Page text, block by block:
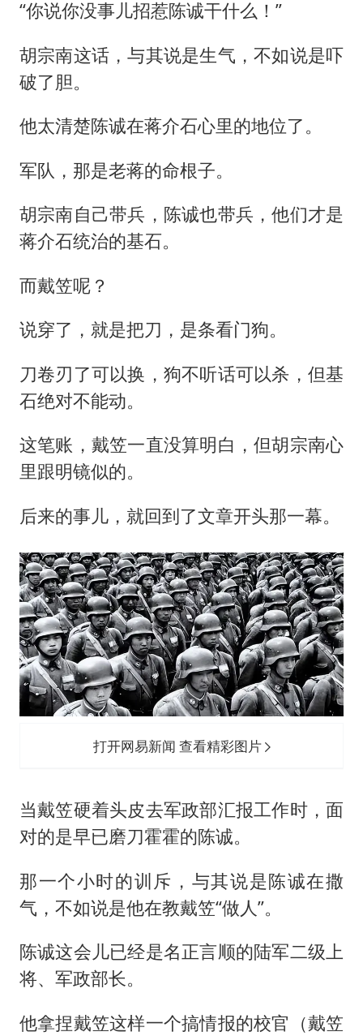
“你说你没事儿招惹陈诚干什么！”
胡宗南这话，与其说是生气，不如说是吓
破了胆。
他太清楚陈诚在蒋介石心里的地位了。
军队，那是老蒋的命根子。
胡宗南自己带兵，陈诚也带兵，他们才是
蒋介石统治的基石。
而戴笠呢？
说穿了，就是把刀，是条看门狗。
刀卷刃了可以换，狗不听话可以杀，但基
石绝对不能动。
这笔账，戴笠一直没算明白，但胡宗南心
里跟明镜似的。
后来的事儿，就回到了文章开头那一幕。
打开网易新闻 查看精彩图片
当戴笠硬着头皮去军政部汇报工作时，面
对的是早已磨刀霍霍的陈诚。
那一个小时的训斥，与其说是陈诚在撒
气，不如说是他在教戴笠“做人”。
陈诚这会儿已经是名正言顺的陆军二级上
将、军政部长。
他拿捏戴笠这样一个搞情报的校官（戴笠